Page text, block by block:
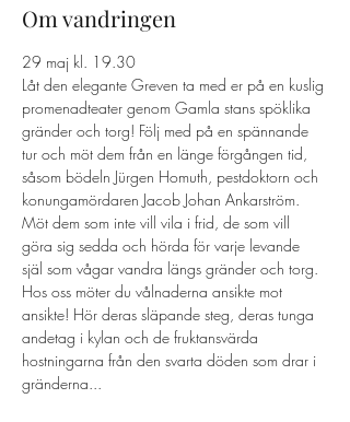
Om vandringen
29 maj kl. 19.30
Låt den elegante Greven ta med er på en kuslig
promenadteater genom Gamla stans spöklika
gränder och torg! Följ med på en spännande
tur och möt dem från en länge förgången tid,
såsom bödeln Jürgen Homuth, pestdoktorn och
konungamördaren Jacob Johan Ankarström.
Möt dem som inte vill vila i frid, de som vill
göra sig sedda och hörda för varje levande
själ som vågar vandra längs gränder och torg.
Hos oss möter du vålnaderna ansikte mot
ansikte! Hör deras släpande steg, deras tunga
andetag i kylan och de fruktansvärda
hostningarna från den svarta döden som drar i
gränderna...